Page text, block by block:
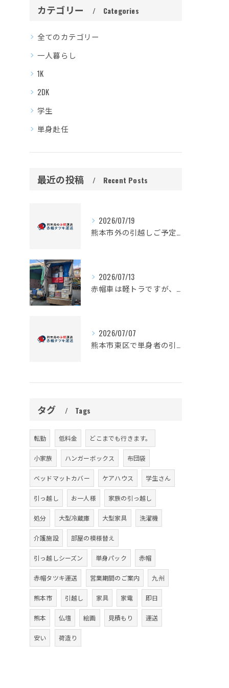
カテゴリー Categories
全てのカテゴリー
一人暮らし
1K
2DK
学生
単身赴任
最近の投稿 Recent Posts
2026/07/19
熊本市外の引越しご予定の皆様
2026/07/13
赤帽車は軽トラですが、かなり積めますよ。
2026/07/07
熊本市東区で単身者の引っ越し予定の皆様
タグ Tags
転勤 低料金 どこまでも行きます。
小家族 ハンガーボックス 布団袋
ベッドマットカバー ケアハウス 学生さん
引っ越し お一人様 家族の引っ越し
処分 大型冷蔵庫 大型家具 洗濯機
介護施設 部屋の模様替え
引っ越しシーズン 単身パック 赤帽
赤帽タツキ運送 営業期間のご案内 九州
熊本市 引越し 家具 家電 即日
熊本 仏壇 絵画 見積もり 運送
安い 荷造り